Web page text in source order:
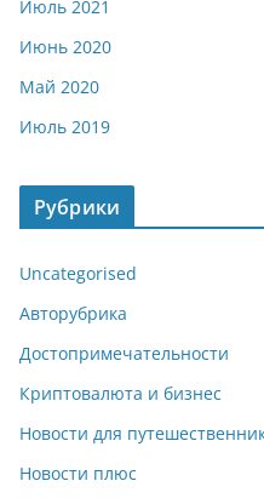
Июль 2021
Июнь 2020
Май 2020
Июль 2019
Рубрики
Uncategorised
Авторубрика
Достопримечательности
Криптовалюта и бизнес
Новости для
Новости плюс